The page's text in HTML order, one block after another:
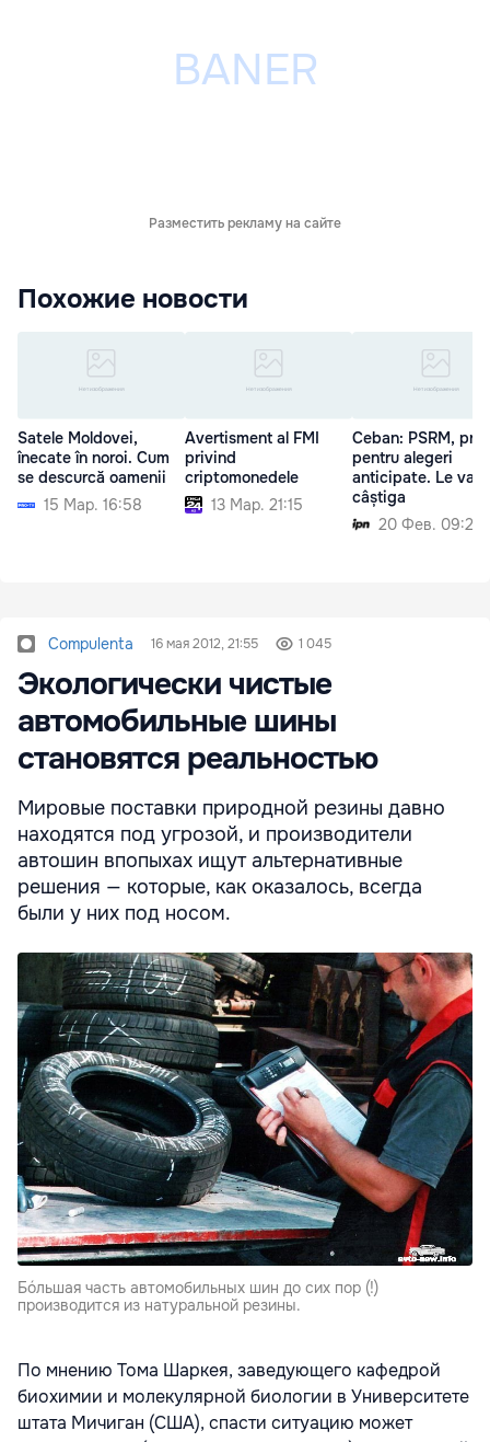
Разместить рекламу на сайте
Похожие новости
Satele Moldovei,
înecate în noroi. Cum
se descurcă oamenii
15 Мар. 16:58
Avertisment al FMI
privind
criptomonedele
13 Мар. 21:15
Ceban: PSRM,
pentru alegeri
anticipate. Le va
câștiga
20 Фев. 09:25
Compulenta 16 мая 2012, 21:55 1 045
Экологически чистые
автомобильные шины
становятся реальностью
Мировые поставки природной резины давно
находятся под угрозой, и производители
автошин впопыхах ищут альтернативные
решения — которые, как оказалось, всегда
были у них под носом.
Бóльшая часть автомобильных шин до сих пор (!)
производится из натуральной резины.
По мнению Тома Шаркея, заведующего кафедрой
биохимии и молекулярной биологии в Университете
штата Мичиган (США), спасти ситуацию может